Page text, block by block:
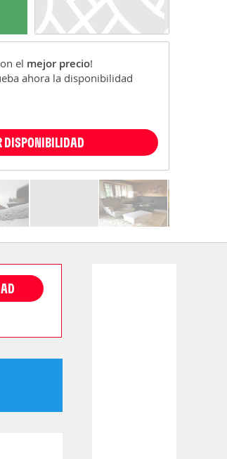
el mejor precio!
ahora la disponibilidad
DISPONIBILIDAD